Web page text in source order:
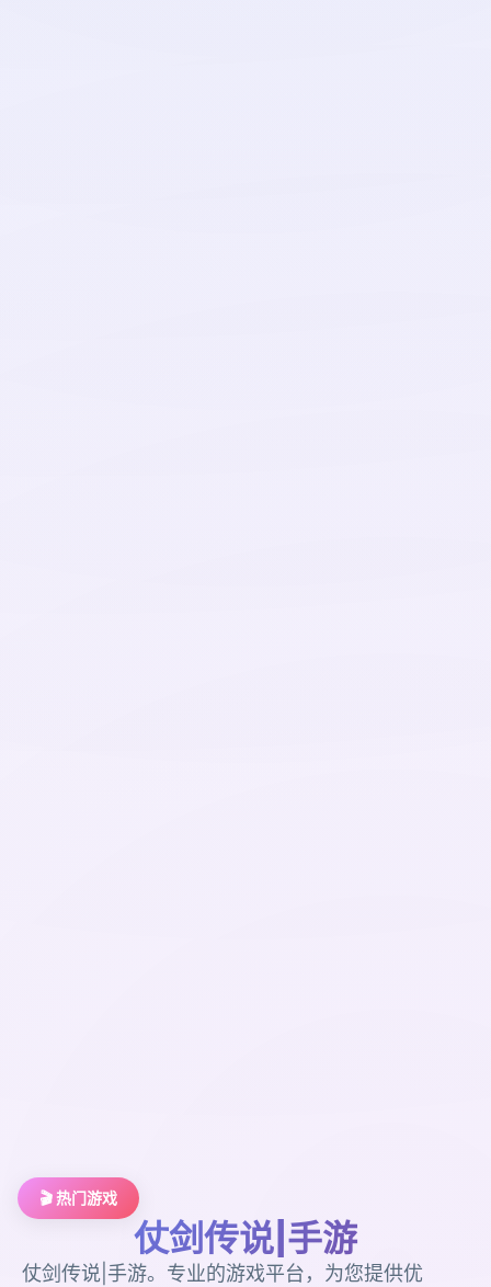
🎬 热门游戏
仗剑传说|手游
仗剑传说|手游。专业的游戏平台，为您提供优